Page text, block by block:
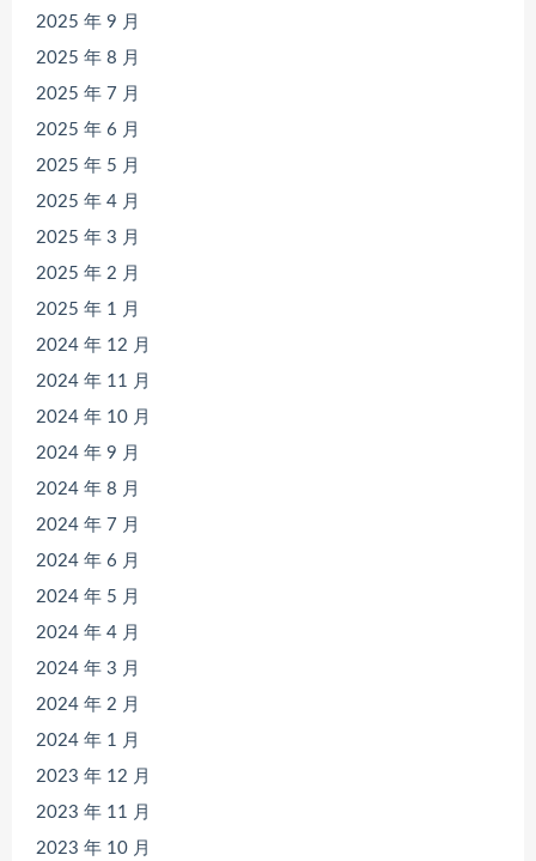
2025 年 9 月
2025 年 8 月
2025 年 7 月
2025 年 6 月
2025 年 5 月
2025 年 4 月
2025 年 3 月
2025 年 2 月
2025 年 1 月
2024 年 12 月
2024 年 11 月
2024 年 10 月
2024 年 9 月
2024 年 8 月
2024 年 7 月
2024 年 6 月
2024 年 5 月
2024 年 4 月
2024 年 3 月
2024 年 2 月
2024 年 1 月
2023 年 12 月
2023 年 11 月
2023 年 10 月